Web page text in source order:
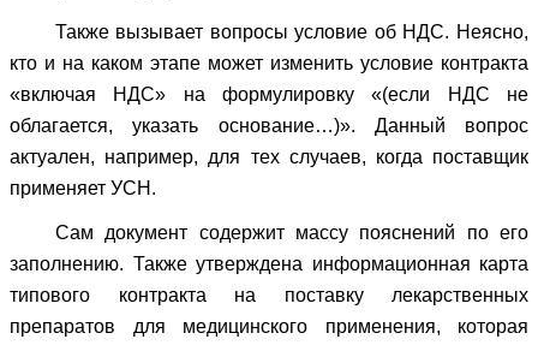
Также вызывает вопросы условие об НДС. Неясно,
кто и на каком этапе может изменить условие контракта
«включая НДС» на формулировку «(если НДС не
облагается, указать основание…)». Данный вопрос
актуален, например, для тех случаев, когда поставщик
применяет УСН.
Сам документ содержит массу пояснений по его
заполнению. Также утверждена информационная карта
типового контракта на поставку лекарственных
препаратов для медицинского применения, которая